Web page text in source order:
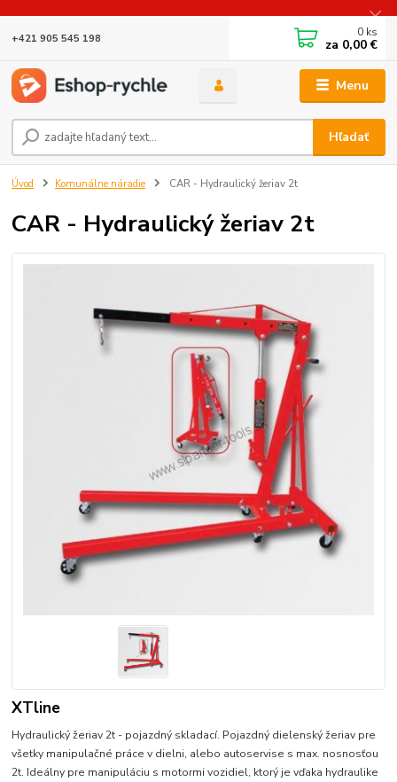
Menu
Hľadať
+421 905 545 198 0 ks
za 0,00 €
Úvod Komunálne náradie CAR - Hydraulický žeriav 2t
CAR - Hydraulický žeriav 2t
XTline
Hydraulický žeriav 2t - pojazdný skladací. Pojazdný dielenský žeriav pre
všetky manipulačné práce v dielni, alebo autoservise s max. nosnosťou
2t. Ideálny pre manipuláciu s motormi vozidiel, ktorý je vďaka hydraulike